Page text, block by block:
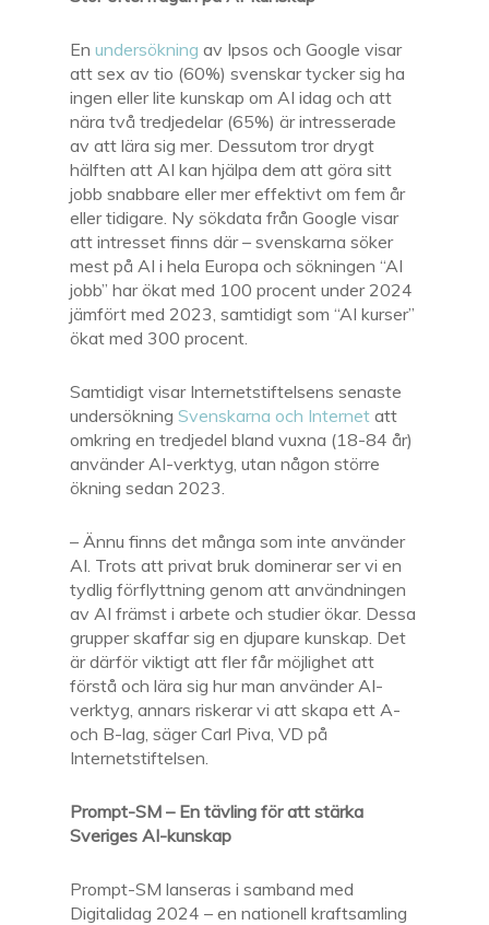
En undersökning av Ipsos och Google visar
att sex av tio (60%) svenskar tycker sig ha
ingen eller lite kunskap om AI idag och att
nära två tredjedelar (65%) är intresserade
av att lära sig mer. Dessutom tror drygt
hälften att AI kan hjälpa dem att göra sitt
jobb snabbare eller mer effektivt om fem år
eller tidigare. Ny sökdata från Google visar
att intresset finns där – svenskarna söker
mest på AI i hela Europa och sökningen “AI
jobb” har ökat med 100 procent under 2024
jämfört med 2023, samtidigt som “AI kurser”
ökat med 300 procent.
Samtidigt visar Internetstiftelsens senaste
undersökning Svenskarna och Internet att
omkring en tredjedel bland vuxna (18-84 år)
använder AI-verktyg, utan någon större
ökning sedan 2023.
– Ännu finns det många som inte använder
AI. Trots att privat bruk dominerar ser vi en
tydlig förflyttning genom att användningen
av AI främst i arbete och studier ökar. Dessa
grupper skaffar sig en djupare kunskap. Det
är därför viktigt att fler får möjlighet att
förstå och lära sig hur man använder AI-
verktyg, annars riskerar vi att skapa ett A-
och B-lag, säger Carl Piva, VD på
Internetstiftelsen.
Prompt-SM – En tävling för att stärka
Sveriges AI-kunskap
Prompt-SM lanseras i samband med
Digitalidag 2024 – en nationell kraftsamling